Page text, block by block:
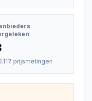
prijsmetingen